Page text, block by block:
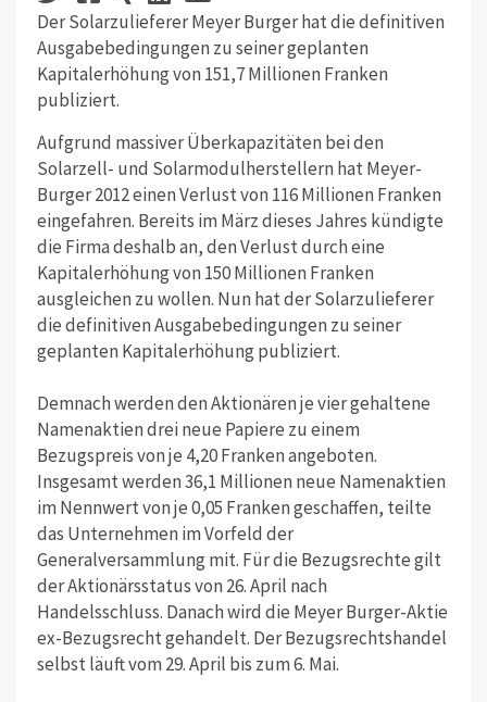
Der Solarzulieferer Meyer Burger hat die definitiven
Ausgabebedingungen zu seiner geplanten
Kapitalerhöhung von 151,7 Millionen Franken
publiziert.
Aufgrund massiver Überkapazitäten bei den
Solarzell- und Solarmodulherstellern hat Meyer-
Burger 2012 einen Verlust von 116 Millionen Franken
eingefahren. Bereits im März dieses Jahres kündigte
die Firma deshalb an, den Verlust durch eine
Kapitalerhöhung von 150 Millionen Franken
ausgleichen zu wollen. Nun hat der Solarzulieferer
die definitiven Ausgabebedingungen zu seiner
geplanten Kapitalerhöhung publiziert.
Demnach werden den Aktionären je vier gehaltene
Namenaktien drei neue Papiere zu einem
Bezugspreis von je 4,20 Franken angeboten.
Insgesamt werden 36,1 Millionen neue Namenaktien
im Nennwert von je 0,05 Franken geschaffen, teilte
das Unternehmen im Vorfeld der
Generalversammlung mit. Für die Bezugsrechte gilt
der Aktionärsstatus von 26. April nach
Handelsschluss. Danach wird die Meyer Burger-Aktie
ex-Bezugsrecht gehandelt. Der Bezugsrechtshandel
selbst läuft vom 29. April bis zum 6. Mai.